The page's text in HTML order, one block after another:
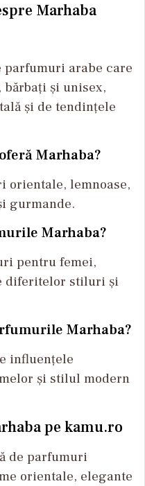
Marhaba
parfumuri arabe care
și unisex,
și de tendințele
Marhaba?
orientale, lemnoase,
gurmande.
Marhaba?
pentru femei,
diferitelor stiluri și
Marhaba?
influențele
și stilul modern
pe kamu.ro
de parfumuri
orientale, elegante